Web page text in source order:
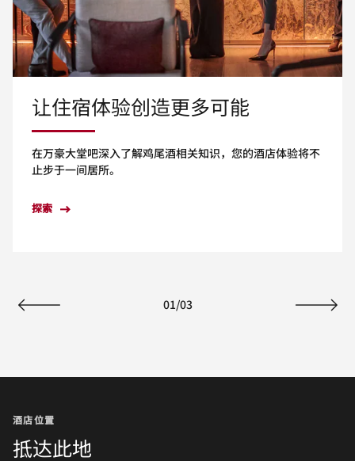
让住宿体验创造更多可能
在万豪大堂吧深入了解鸡尾酒相关知识，您的酒店体验将不
止步于一间居所。
探索
01/03
酒店位置
抵达此地